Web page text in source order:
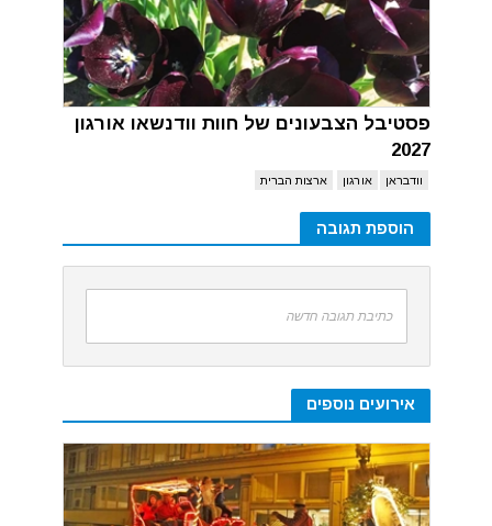
פסטיבל הצבעונים של חוות וודנשאו אורגון
2027
וודבראן אורגון ארצות הברית
הוספת תגובה
כתיבת תגובה חדשה
אירועים נוספים